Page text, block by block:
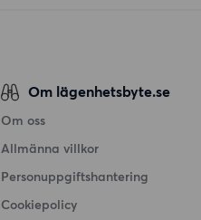
Om lägenhetsbyte.se
Om oss
Allmänna villkor
Personuppgiftshantering
Cookiepolicy